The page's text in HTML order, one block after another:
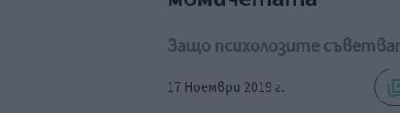
Защо психолозите
17 Ноември 2019 г.